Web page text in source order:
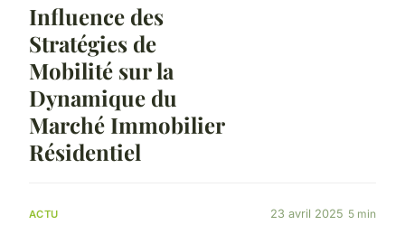
Influence des
Stratégies de
Mobilité sur la
Dynamique du
Marché Immobilier
Résidentiel
ACTU 23 avril 2025 5 min